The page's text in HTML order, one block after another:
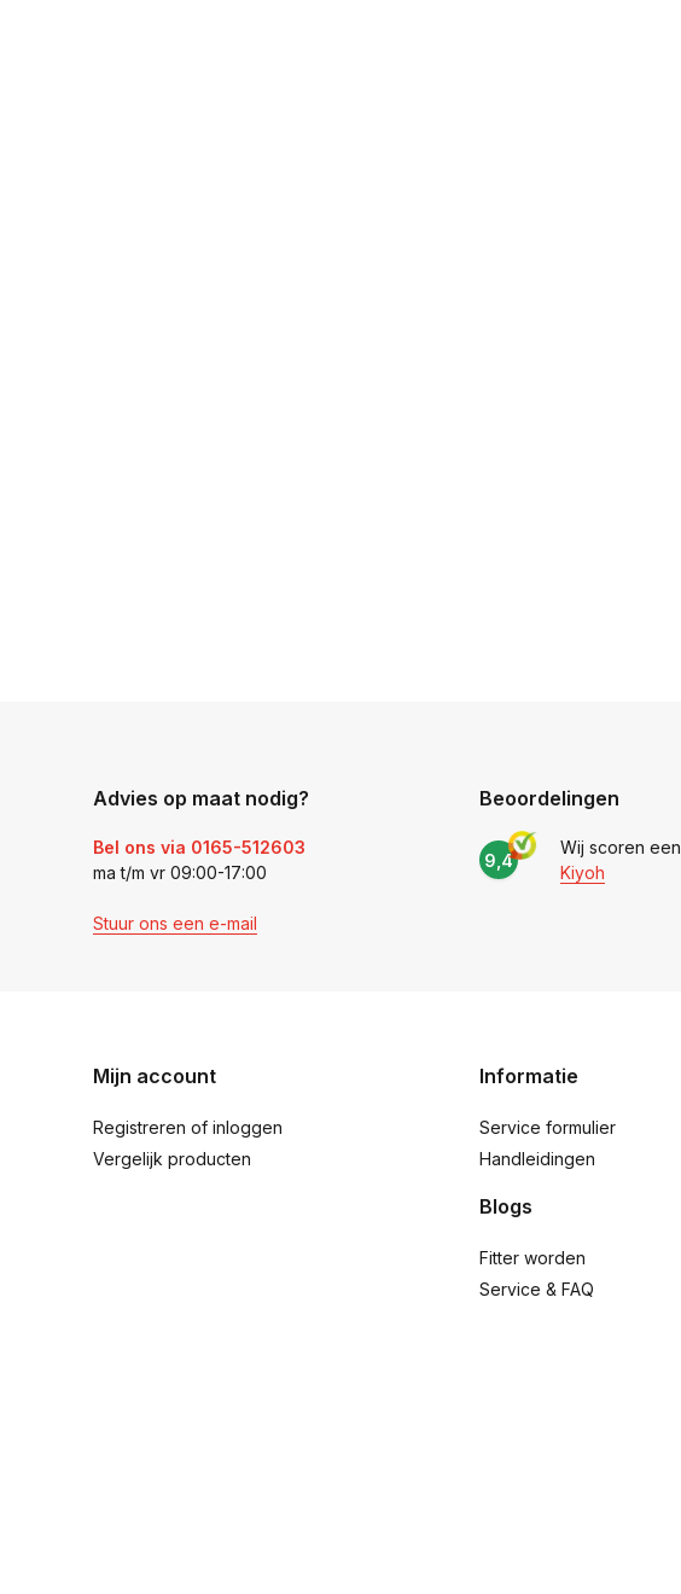
Advies op maat nodig?
Bel ons via 0165-512603
ma t/m vr 09:00-17:00
Stuur ons een e-mail
Beoordelingen
9,4
Wij scoren een
Kiyoh
Mijn account
Registreren of inloggen
Vergelijk producten
Informatie
Service formulier
Handleidingen
Blogs
Fitter worden
Service & FAQ